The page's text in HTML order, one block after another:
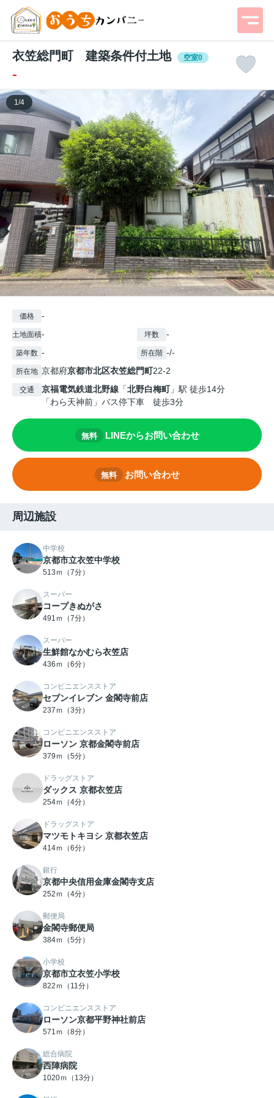
衣笠総門町 建築条件付土地 空室0
-
1 /4
価格 -
土地面積- 坪数 -
築年数 - 所在階 -/-
所在地 京都府京都市北区衣笠総門町22-2
交通 京福電気鉄道北野線 「北野白梅町」駅 徒歩14分
「わら天神前」バス停下車 徒歩3分
無料 LINEからお問い合わせ
無料 お問い合わせ
周辺施設
中学校
京都市立衣笠中学校
513ｍ（7分）
スーパー
コープきぬがさ
491ｍ（7分）
スーパー
生鮮館なかむら衣笠店
436ｍ（6分）
コンビニエンスストア
セブンイレブン 金閣寺前店
237ｍ（3分）
コンビニエンスストア
ローソン 京都金閣寺前店
379ｍ（5分）
ドラッグストア
ダックス 京都衣笠店
254ｍ（4分）
ドラッグストア
マツモトキヨシ 京都衣笠店
414ｍ（6分）
銀行
京都中央信用金庫金閣寺支店
252ｍ（4分）
郵便局
金閣寺郵便局
384ｍ（5分）
小学校
京都市立衣笠小学校
822ｍ（11分）
コンビニエンスストア
ローソン京都平野神社前店
571ｍ（8分）
総合病院
西陣病院
1020ｍ（13分）